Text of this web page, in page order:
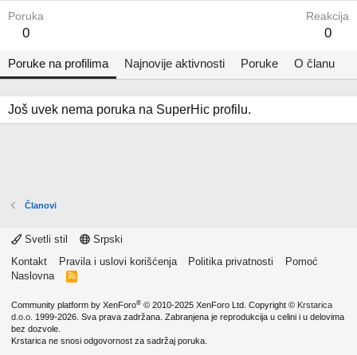
Poruka
0
Reakcija
0
Poruke na profilima Najnovije aktivnosti Poruke O članu
Još uvek nema poruka na SuperHic profilu.
Članovi
Svetli stil
Srpski
Kontakt
Pravila i uslovi korišćenja Politika privatnosti
Pomoć
Naslovna
R
Community platform by XenForo® © 2010-2025 XenForo Ltd. Copyright © Krstarica
d.o.o. 1999-2026. Sva prava zadržana. Zabranjena je reprodukcija u celini i u delovima
bez dozvole.
Krstarica ne snosi odgovornost za sadržaj poruka.